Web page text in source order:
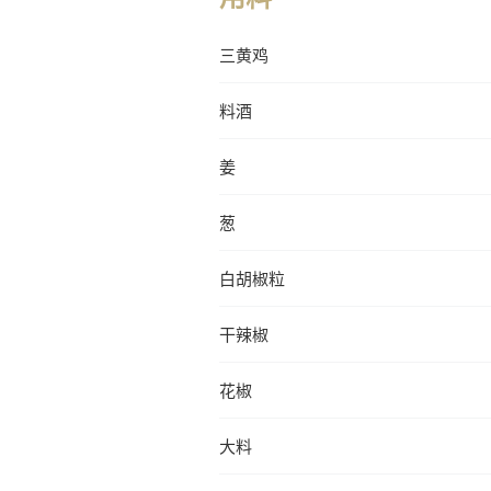
三黄鸡
料酒
姜
葱
白胡椒粒
干辣椒
花椒
大料